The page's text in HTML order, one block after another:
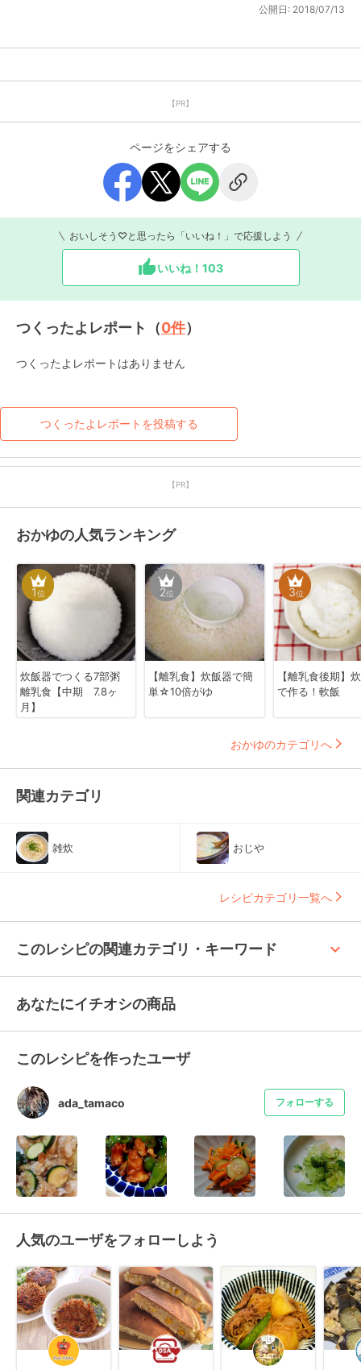
公開日: 2018/07/13
【PR】
ページをシェアする
おいしそう♡と思ったら「いいね！」で応援しよう
いいね！ 103
つくったよレポート（0件）
つくったよレポートはありません
つくったよレポートを投稿する
【PR】
おかゆの人気ランキング
1位
炊飯器でつくる7部粥
離乳食【中期 7.8ヶ
月】
2位
【離乳食】炊飯器で簡
単☆10倍がゆ
3位
【離乳食後期】
で作る！軟飯
おかゆのカテゴリへ
関連カテゴリ
雑炊 おじや
レシピカテゴリ一覧へ
このレシピの関連カテゴリ・キーワード keyboard_arrow_up
あなたにイチオシの商品
このレシピを作ったユーザ
ada_tamaco フォローする
人気のユーザをフォローしよう